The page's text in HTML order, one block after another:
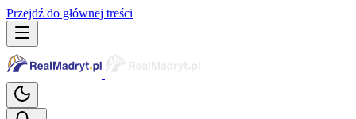
Przejdź do głównej treści